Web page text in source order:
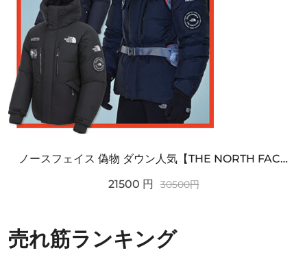
ノースフェイス 偽物 ダウン人気【THE NORTH FACE】M'S 7 SUMMIT HIM...
21500 円 30500円
売れ筋ランキング